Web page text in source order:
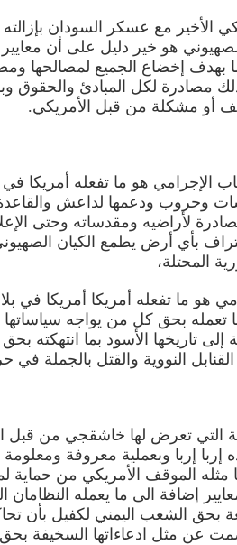
الأخير مع عسكر السودان
هو خير دليل على أن
بهدف إخضاع الجميع لمصالحها
مصادرة لكل المبادئ والحقوق
أو مشكلة من قبل الأمريكي.
الإجرامي هو ما تفعله أمريكا
وحروب ودعمها لداعش
لأراضيه ومقدساته وحتى
بأي أرض يطمع الكيان
المحتلة،
هو ما تفعله أمريكا أمريكا في
تعمله بحق كل من يواجه
إلى تاريخها الأسود بما انتهكته
النووية والقتل بالجملة
التي تعرض لها خاشقجي من قبل
إربا وبعملية معروفة ومعلومة
الموقف الأمريكي من حماية
إضافة الى ما يعمله
بحق الشعب اليمني لكفيل بأن
عن مثل ادعاءاتها السخيفة بحق